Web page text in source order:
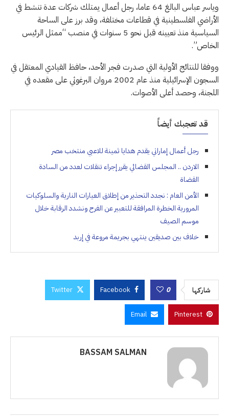
وياسر عباس البالغ 64 عاما، رجل أعمال يمتلك شركات عدة تنشط في
الأراضي الفلسطينية في قطاعات مختلفة، وقد برز على الساحة
السياسية منذ تعيينه قبل نحو 5 سنوات في منصب “ممثل الرئيس
الخاص”.
ووفقا للنتائج الأولية التي صدرت فجر الأحد، حافظ القيادي المعتقل في
السجون الإسرائيلية منذ عام 2002 مروان البرغوثي على مقعده في
اللجنة، وحصد أعلى الأصوات.
قد تعجبك أيضاً
رجل أعمال إماراتي يقدم هدايا ثمينة للاعبي منتخب مصر
الاردن .. المجلس القضائي يقرر إجراء تنقلات لعدد من السادة
القضاة
الأمن العام : نجدد التحذير من إطلاق العيارات النارية والسلوكيات
المرورية الخطرة المرافقة للتعبير عن الفرح ونشدد الرقابة خلال
موسم الصيف
خلاف بين صديقين ينتهي بجريمة مروعة في إربد
شاركها 0
Facebook
Twitter
Pinterest
Email
BASSAM SALMAN